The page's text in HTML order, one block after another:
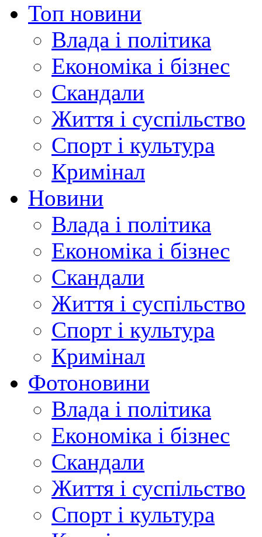
Топ новини
Влада і політика
Економіка і бізнес
Скандали
Життя і суспільство
Спорт і культура
Кримінал
Новини
Влада і політика
Економіка і бізнес
Скандали
Життя і суспільство
Спорт і культура
Кримінал
Фотоновини
Влада і політика
Економіка і бізнес
Скандали
Життя і суспільство
Спорт і культура